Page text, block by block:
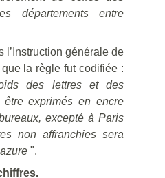
départements entre
l’Instruction générale de
la règle fut codifiée :
des lettres et des
être exprimés en encre
excepté à Paris
non affranchies sera
".